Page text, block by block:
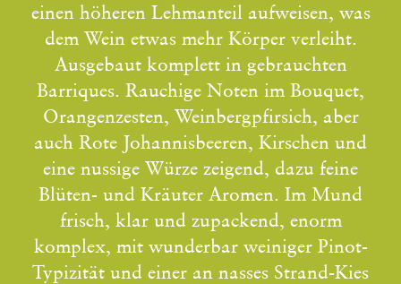
einen höheren Lehmanteil aufweisen, was
dem Wein etwas mehr Körper verleiht.
Ausgebaut komplett in gebrauchten
Barriques. Rauchige Noten im Bouquet,
Orangenzesten, Weinbergpfirsich, aber
auch Rote Johannisbeeren, Kirschen und
eine nussige Würze zeigend, dazu feine
Blüten- und Kräuter Aromen. Im Mund
frisch, klar und zupackend, enorm
komplex, mit wunderbar weiniger Pinot-
Typizität und einer an nasses Strand-Kies